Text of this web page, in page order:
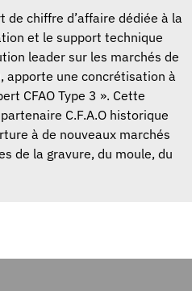
de chiffre d’affaire dédiée à la
et le support technique
leader sur les marchés de
apporte une concrétisation à
CFAO Type 3 ». Cette
C.F.A.O historique
à de nouveaux marchés
de la gravure, du moule, du